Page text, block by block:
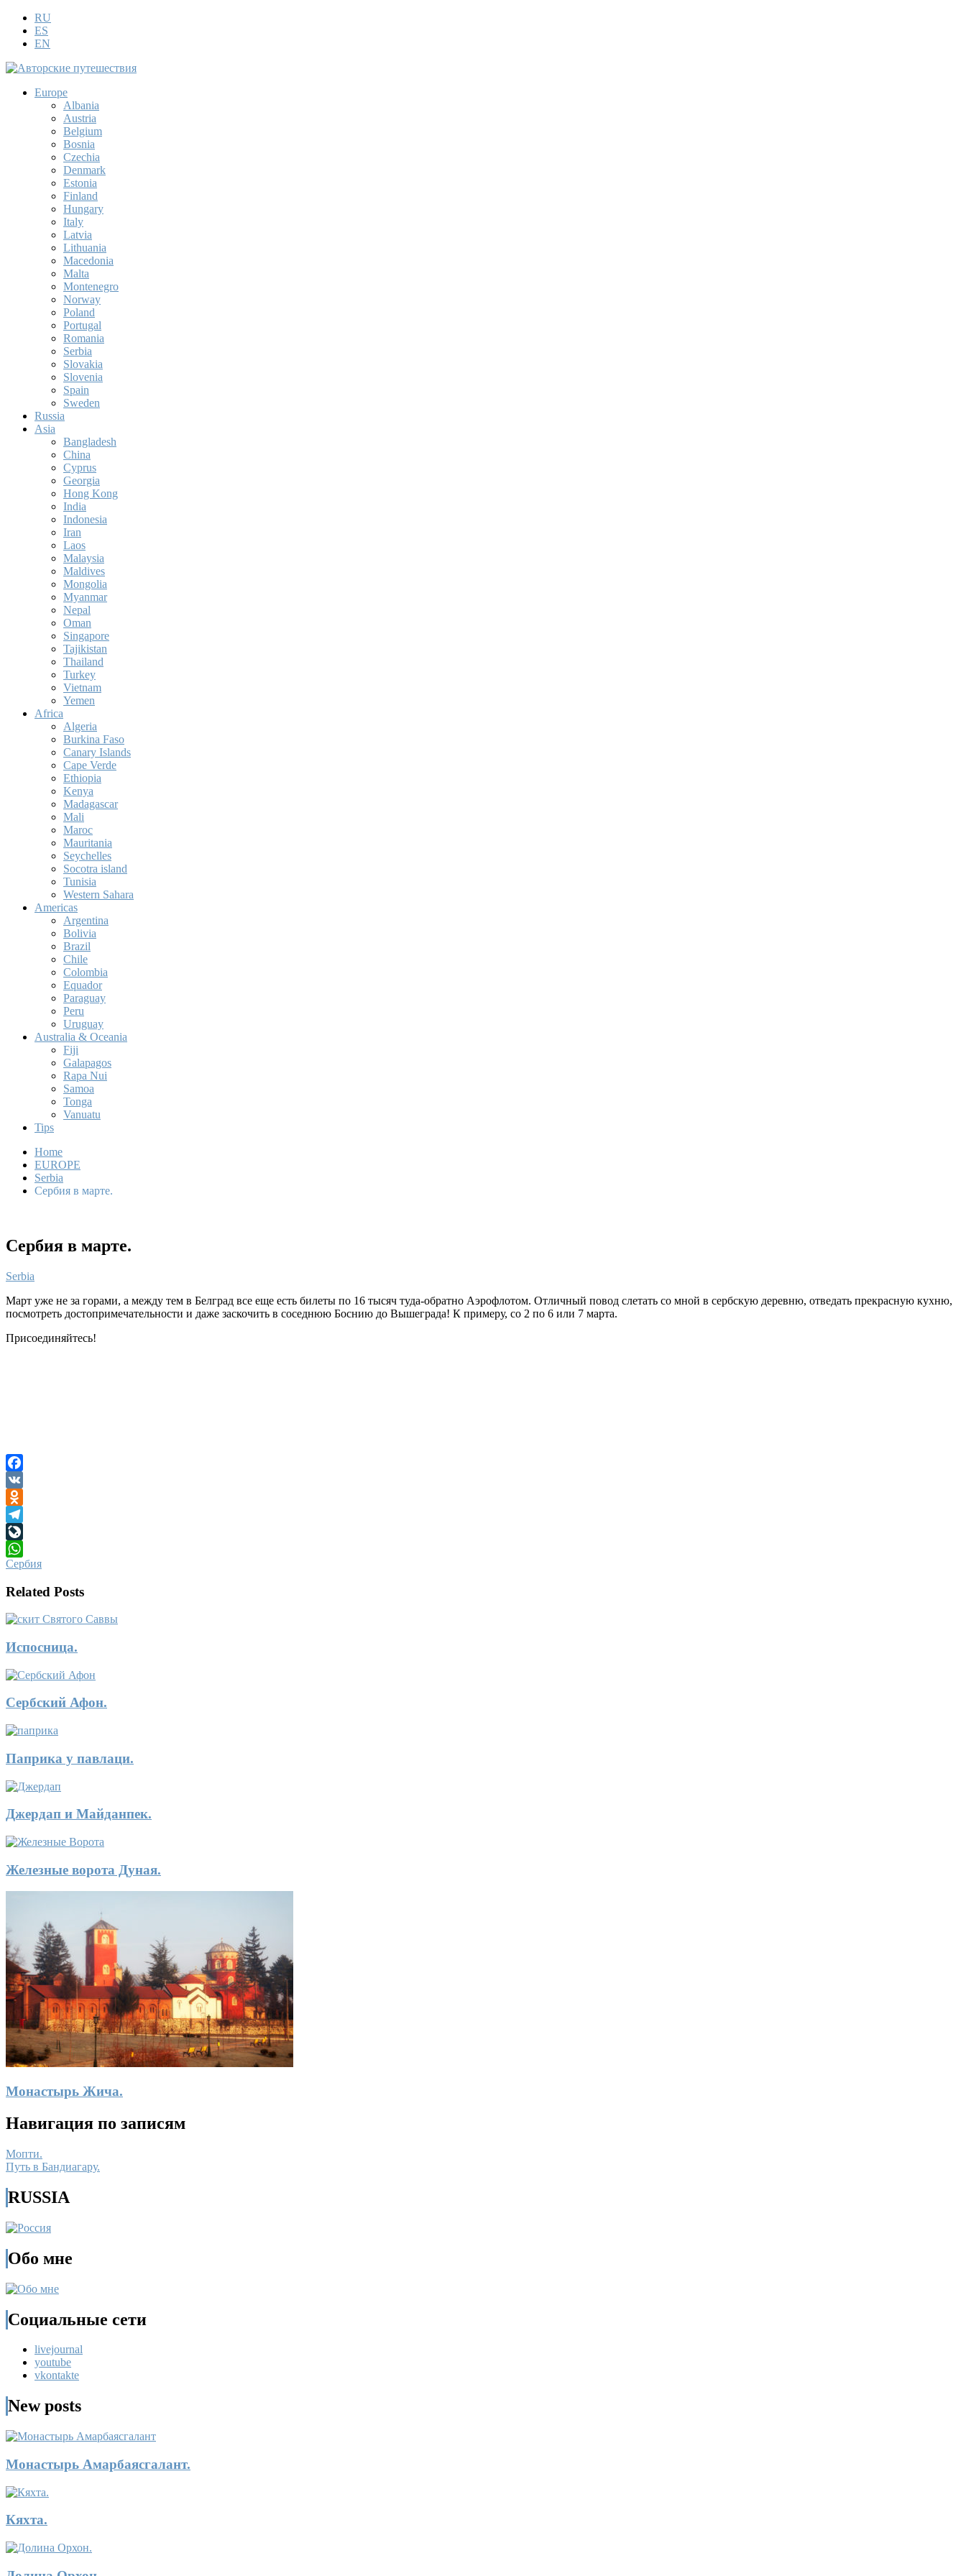
RU
ES
EN
Europe
Albania
Austria
Belgium
Bosnia
Czechia
Denmark
Estonia
Finland
Hungary
Italy
Latvia
Lithuania
Macedonia
Malta
Montenegro
Norway
Poland
Portugal
Romania
Serbia
Slovakia
Slovenia
Spain
Sweden
Russia
Asia
Bangladesh
China
Cyprus
Georgia
Hong Kong
India
Indonesia
Iran
Laos
Malaysia
Maldives
Mongolia
Myanmar
Nepal
Oman
Singapore
Tajikistan
Thailand
Turkey
Vietnam
Yemen
Africa
Algeria
Burkina Faso
Canary Islands
Cape Verde
Ethiopia
Kenya
Madagascar
Mali
Maroc
Mauritania
Seychelles
Socotra island
Tunisia
Western Sahara
Americas
Argentina
Bolivia
Brazil
Chile
Colombia
Equador
Paraguay
Peru
Uruguay
Australia & Oceania
Fiji
Galapagos
Rapa Nui
Samoa
Tonga
Vanuatu
Tips
Home
EUROPE
Serbia
Сербия в марте.
Сербия в марте.
Serbia
Март уже не за горами, а между тем в Белград все еще есть билеты по 16 тысяч туда-обратно Аэрофлотом. Отличный повод слетать со мной в сербскую деревню, отведать прекрасную кухню,
посмотреть достопримечательности и даже заскочить в соседнюю Боснию до Вышеграда! К примеру, со 2 по 6 или 7 марта.
Присоединяйтесь!
Facebook
VK
Odnoklassniki
Telegram
LiveJournal
WhatsApp
Сербия
Related Posts
Испосница.
Сербский Афон.
Паприка у павлаци.
Джердап и Майданпек.
Железные ворота Дуная.
Монастырь Жича.
Навигация по записям
Мопти.
Путь в Бандиагару.
RUSSIA
Обо мне
Социальные сети
livejournal
youtube
vkontakte
New posts
Монастырь Амарбаясгалант.
Кяхта.